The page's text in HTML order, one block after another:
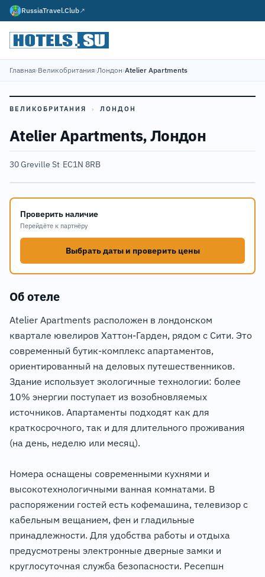
RussiaTravel.Club↗
Главная›Великобритания›Лондон›Atelier Apartments
ВЕЛИКОБРИТАНИЯ › ЛОНДОН
Atelier Apartments, Лондон
30 Greville St·EC1N 8RB
Проверить наличие
Перейдёте к партнёру
Выбрать даты и проверить цены
Об отеле
Atelier Apartments расположен в лондонском
квартале ювелиров Хаттон-Гарден, рядом с Сити. Это
современный бутик-комплекс апартаментов,
ориентированный на деловых путешественников.
Здание использует экологичные технологии: более
10% энергии поступает из возобновляемых
источников. Апартаменты подходят как для
краткосрочного, так и для длительного проживания
(на день, неделю или месяц).
Номера оснащены современными кухнями и
высокотехнологичными ванная комнатами. В
распоряжении гостей есть кофемашина, телевизор с
кабельным вещанием, фен и гладильные
принадлежности. Для удобства работы и отдыха
предусмотрены электронные дверные замки и
круглосуточная служба безопасности. Ресепшн